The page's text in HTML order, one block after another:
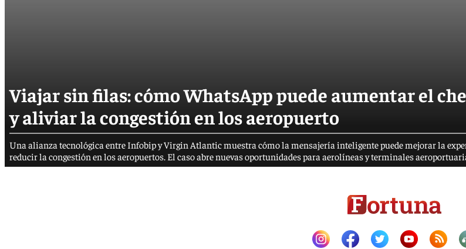
Viajar sin filas: cómo WhatsApp puede aumentar el
y aliviar la congestión en los aeropuerto
Una alianza tecnológica entre Infobip y Virgin Atlantic muestra cómo la mensajería inteligente puede mejorar la
reducir la congestión en los aeropuertos. El caso abre nuevas oportunidades para aerolíneas y terminales